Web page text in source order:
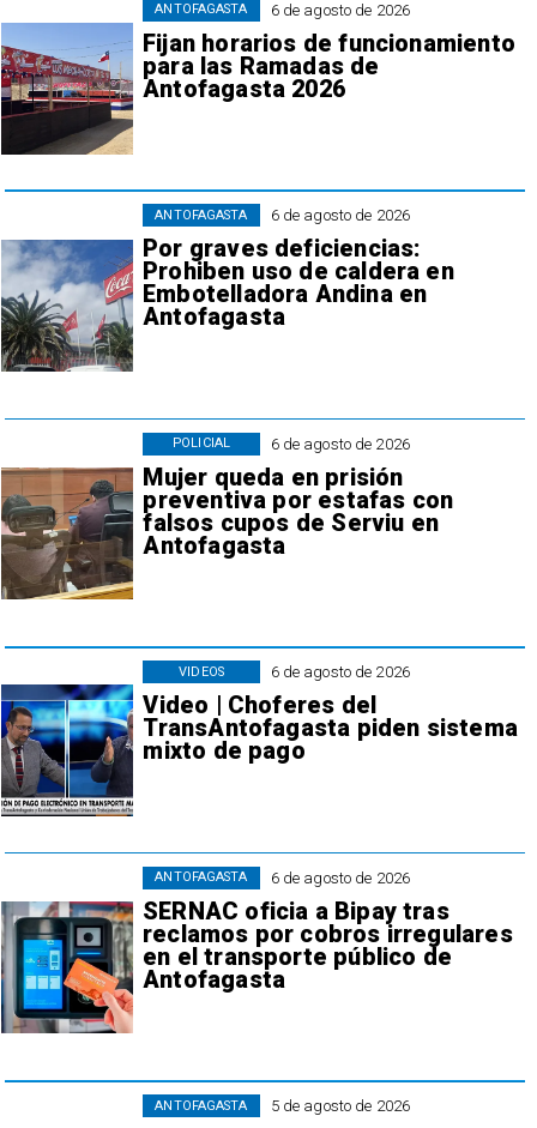
6 de agosto de 2026
Fijan horarios de funcionamiento
para las Ramadas de
Antofagasta 2026
ANTOFAGASTA
6 de agosto de 2026
Por graves deficiencias:
Prohiben uso de caldera en
Embotelladora Andina en
Antofagasta
ANTOFAGASTA
6 de agosto de 2026
Mujer queda en prisión
preventiva por estafas con
falsos cupos de Serviu en
Antofagasta
POLICIAL
6 de agosto de 2026
Video | Choferes del
TransAntofagasta piden sistema
mixto de pago
VIDEOS
6 de agosto de 2026
SERNAC oficia a Bipay tras
reclamos por cobros irregulares
en el transporte público de
Antofagasta
ANTOFAGASTA
5 de agosto de 2026
ANTOFAGASTA